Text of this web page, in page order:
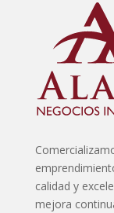
calidad y
mejora